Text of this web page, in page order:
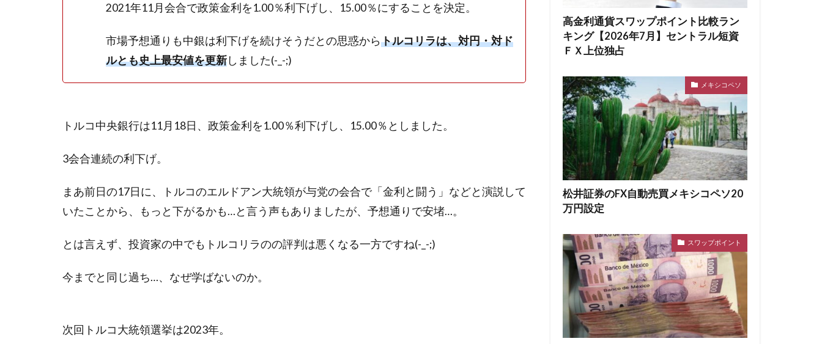
2021年11月会合で政策金利を1.00％利下げし、15.00％にすることを決定。
市場予想通りも中銀は利下げを続けそうだとの思惑からトルコリラは、対円・対ド
ルとも史上最安値を更新しました(-_-;)
トルコ中央銀行は11月18日、政策金利を1.00％利下げし、15.00％としました。
3会合連続の利下げ。
まあ前日の17日に、トルコのエルドアン大統領が与党の会合で「金利と闘う」などと演説して
いたことから、もっと下がるかも…と言う声もありましたが、予想通りで安堵…。
とは言えず、投資家の中でもトルコリラのの評判は悪くなる一方ですね(-_-;)
今までと同じ過ち…、なぜ学ばないのか。
次回トルコ大統領選挙は2023年。
高金利通貨スワップポイント比較ラン
キング【2026年7月】セントラル短資
ＦＸ上位独占
メキシコペソ
松井証券のFX自動売買メキシコペソ20
万円設定
スワップポイント